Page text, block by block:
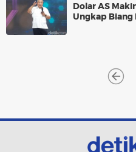
Dolar AS
Ungkap Biang